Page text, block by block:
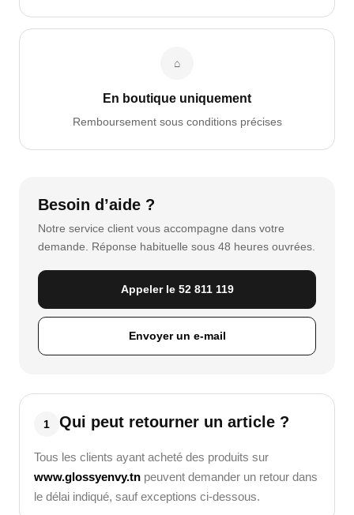
⌂
En boutique uniquement
Remboursement sous conditions précises
1 Qui peut retourner un article ?
Tous les clients ayant acheté des produits sur
www.glossyenvy.tn peuvent demander un retour dans
le délai indiqué, sauf exceptions ci-dessous.
Besoin d’aide ?
Notre service client vous accompagne dans votre
demande. Réponse habituelle sous 48 heures ouvrées.
Appeler le 52 811 119
Envoyer un e-mail